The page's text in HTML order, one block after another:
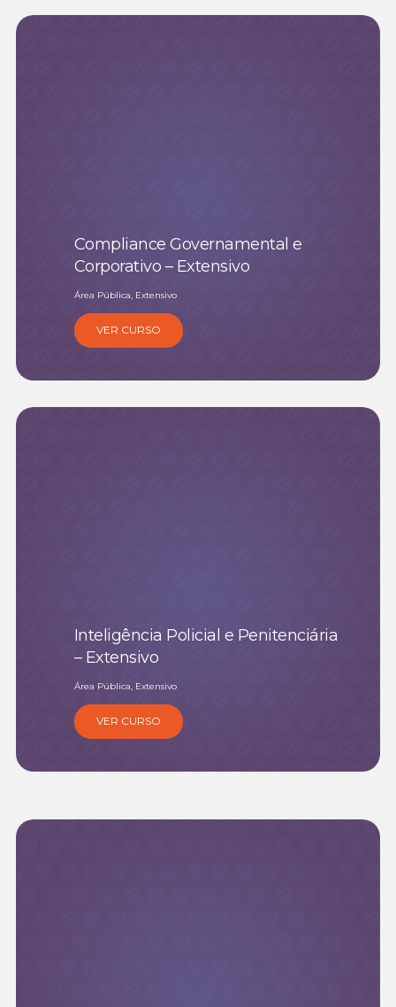
Compliance Governamental e
Corporativo – Extensivo
Área Pública, Extensivo
VER CURSO
Inteligência Policial e Penitenciária
– Extensivo
Área Pública, Extensivo
VER CURSO